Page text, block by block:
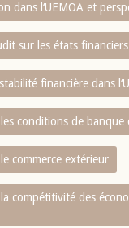
dans l‘UEMOA et
sur les états
financière dans
conditions de banque
commerce extérieur
compétitivité des